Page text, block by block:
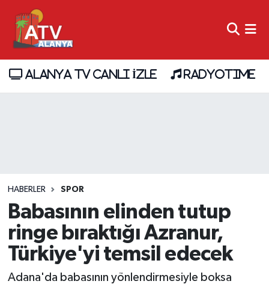
ALANYA TV CANLI İZLE RADYOTIME
HABERLER SPOR
Babasının elinden tutup
ringe bıraktığı Azranur,
Türkiye'yi temsil edecek
Adana'da babasının yönlendirmesiyle boksa